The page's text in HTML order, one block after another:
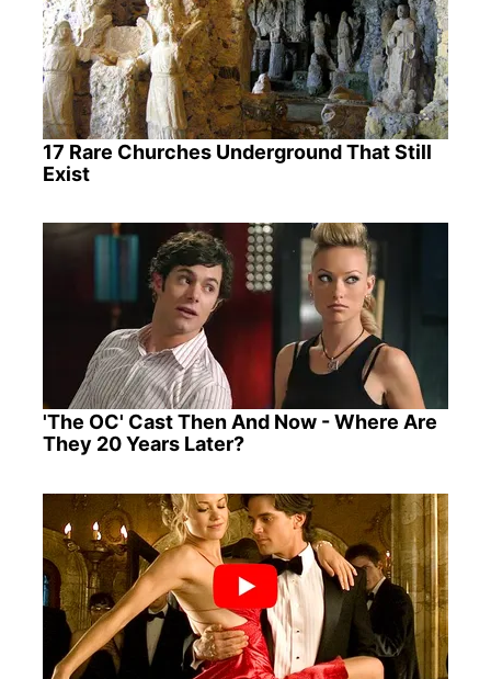
17 Rare Churches Underground That Still
Exist
'The OC' Cast Then And Now - Where Are
They 20 Years Later?